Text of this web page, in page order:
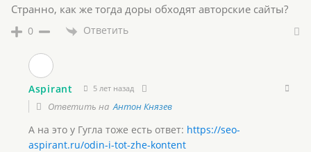
Странно, как же тогда доры обходят авторские сайты?
0 Ответить
Aspirant 5 лет назад
Ответить на Антон Князев
А на это у Гугла тоже есть ответ: https://seo-
aspirant.ru/odin-i-tot-zhe-kontent